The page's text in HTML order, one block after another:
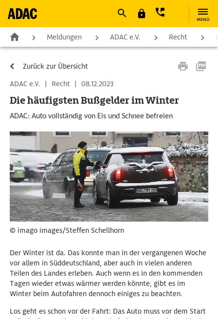
MENÜ
Meldungen ADAC e.V. Recht
Zurück zur Übersicht
ADAC e.V.
| Recht | 08.12.2023
Die häufigsten Bußgelder im Winter
ADAC: Auto vollständig von Eis und Schnee befreien
© imago images/Steffen Schellhorn
Der Winter ist da. Das konnte man in der vergangenen Woche
vor allem in Süddeutschland, aber auch in vielen anderen
Teilen des Landes erleben. Auch wenn es in den kommenden
Tagen wieder etwas wärmer werden könnte, gibt es im
Winter beim Autofahren dennoch einiges zu beachten.
Los geht es schon vor der Fahrt: Das Auto muss vor dem Start